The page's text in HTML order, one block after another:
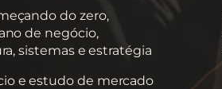
do zero,
de negócio,
sistemas e estratégia
e estudo de mercado